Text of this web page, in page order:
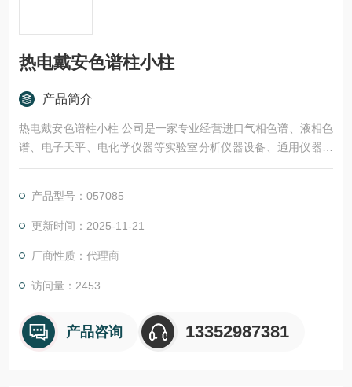
热电戴安色谱柱小柱
产品简介
热电戴安色谱柱小柱 公司是一家专业经营进口气相色谱、液相色
谱、电子天平、电化学仪器等实验室分析仪器设备、通用仪器设
备及色谱柱、试剂、标准品等的高科技公司。
产品型号：057085
更新时间：2025-11-21
厂商性质：代理商
访问量：2453
产品咨询 13352987381